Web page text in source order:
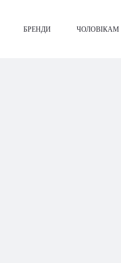
БРЕНДИ ЧОЛОВІКАМ